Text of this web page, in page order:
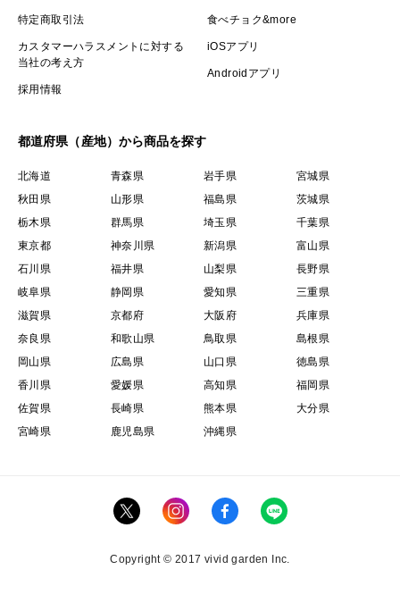
特定商取引法
カスタマーハラスメントに対する
当社の考え方
採用情報
食べチョク&more
iOSアプリ
Androidアプリ
都道府県（産地）から商品を探す
北海道 青森県 岩手県
宮城県
秋田県
山形県 福島県
茨城県
栃木県
群馬県 埼玉県
千葉県
東京都
神奈川県 新潟県
富山県
石川県
福井県 山梨県
長野県
岐阜県
静岡県 愛知県
三重県
滋賀県
京都府 大阪府
兵庫県
奈良県
和歌山県 鳥取県
島根県
岡山県
広島県 山口県
徳島県
香川県
愛媛県 高知県
福岡県
佐賀県
長崎県 熊本県
大分県
宮崎県
鹿児島県 沖縄県
Copyright © 2017 vivid garden Inc.